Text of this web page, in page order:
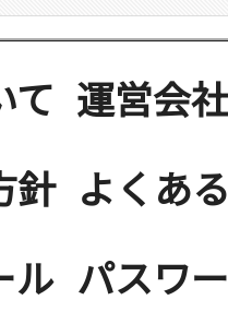
て 運営会社
針 よくあ
ル パスワ